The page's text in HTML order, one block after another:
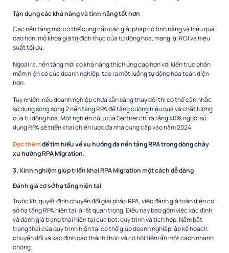
Tận dụng các khả năng và tính năng tốt hơn
Các nền tảng mới có thể cung cấp các giải pháp có tính năng và hiệu quả
cao hơn, mở khóa giá trị đích thực của tự động hóa, mang lại ROI và hiệu
suất tối ưu.
Ngoài ra, nền tảng mới có khả năng thích ứng cao hơn với kiến trúc phần
mềm hiện có của doanh nghiệp, tạo ra một luồng tự động hóa toàn diện
hơn.
Tuy nhiên, nếu doanh nghiệp chưa sẵn sàng thay đổi thì có thể cân nhắc
sử dụng song song 2 nền tảng RPA để tăng cường hiệu quả và chất lượng
của tự động hóa.Một nghiên cứu của Gartner chỉ ra rằng 40% người sử
dụng RPA sẽ triển khai chiến lược đa nhà cung cấp vào năm 2024.
Đọc thêmđể tìm hiểu về xu hướng đa nền tảng RPA trong dòng chảy
xu hướng RPA Migration.
3. Kinh nghiệm giúp triển khai RPA Migration một cách dễ dàng
Đánh giá cơ sở hạ tầng hiện tại
Trước khi quyết định chuyển đổi giải pháp RPA, việc đánh giá toàn diện cơ
sở hạ tầng RPA hiện tại là rất quan trọng. Điều này bao gồm việc xác định
và đánh giá trạng thái hiện tại của bot, quy trình và tích hợp. Nắm bắt
trạng thái của quy trình hiện tại có thể giúp doanh nghiệp lập kế hoạch
chuyển đổi và xác định các thách thức và cơ hội tiềm ẩn một cách nhanh
chóng.